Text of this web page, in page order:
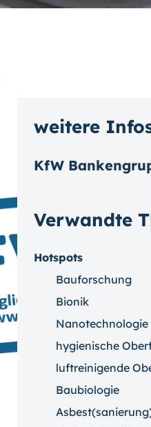
Verwandte
Hotspots
Bauforschung
Bionik
Nanotechnologie
hygienische
luftreinigende
Baubiologie
weitere
KfW